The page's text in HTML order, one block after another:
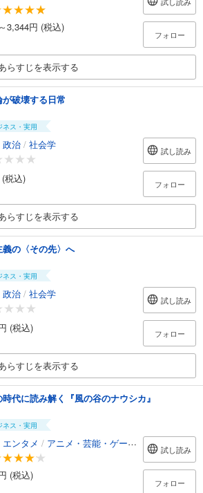
3,344円 (税込)
フォロー
らすじを表示する
破壊する日常
ネス・実用
政治 / 社会学
税込)
試し読み
フォロー
らすじを表示する
義の〈その先〉へ
ネス・実用
政治 / 社会学
(税込)
試し読み
フォロー
らすじを表示する
代に読み解く『風の谷のナウシカ』
ネス・実用
ンタメ / アニメ・芸能・ゲーム攻略本
(税込)
試し読み
フォロー